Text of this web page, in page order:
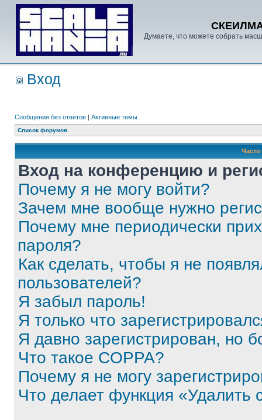
Думаете, что можете собрать
Вход
Сообщения без ответов | Активные темы
Список форумов
Вход на конференцию и
Почему я не могу войти?
Зачем мне вообще нужно
Почему мне периодически
пароля?
Как сделать, чтобы я не
пользователей?
Я забыл пароль!
Я только что
Я давно зарегистрирован, но
Что такое COPPA?
Почему я не могу
Что делает функция «Удалить